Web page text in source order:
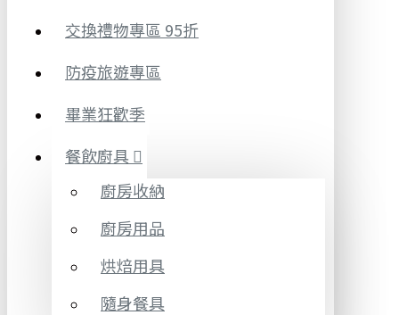
交換禮物專區 95折
防疫旅遊專區
畢業狂歡季
餐飲廚具
廚房收納
廚房用品
烘焙用具
隨身餐具